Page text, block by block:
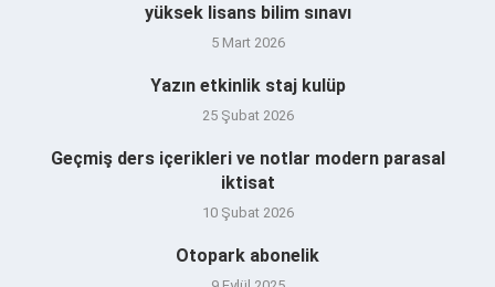
yüksek lisans bilim sınavı
5 Mart 2026
Yazın etkinlik staj kulüp
25 Şubat 2026
Geçmiş ders içerikleri ve notlar modern parasal
iktisat
10 Şubat 2026
Otopark abonelik